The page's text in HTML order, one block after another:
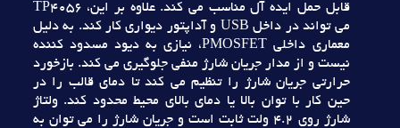
قابل حمل ايده آل مناسب مي کند. علاوه بر اين، TP4056
مي تواند در داخل USB و آداپتور ديواري کار کند. به دليل
معماري داخلي PMOSFET، نيازي به ديود مسدود کننده
نيست و از مدار جريان شارژ منفي جلوگيري مي کند. بازخورد
حرارتي جريان شارژ را تنظيم مي کند تا دماي قالب را در
حين کار با توان بالا يا دماي بالاي محيط محدود کند. ولتاژ
شارژ روي 4.2 ولت ثابت است و جريان شارژ را مي توان به